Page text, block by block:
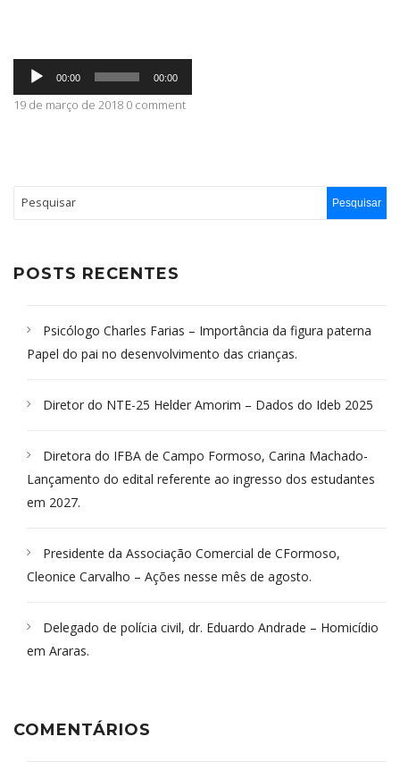
CONTATO
Tocador
áudio
00:00 00:00
19 de março de 2018 0 comment
POSTS RECENTES
Psicólogo Charles Farias – Importância da figura paterna
Papel do pai no desenvolvimento das crianças.
Diretor do NTE-25 Helder Amorim – Dados do Ideb 2025
Diretora do IFBA de Campo Formoso, Carina Machado-
Lançamento do edital referente ao ingresso dos estudantes
em 2027.
Presidente da Associação Comercial de CFormoso,
Cleonice Carvalho – Ações nesse mês de agosto.
Delegado de polícia civil, dr. Eduardo Andrade – Homicídio
em Araras.
COMENTÁRIOS